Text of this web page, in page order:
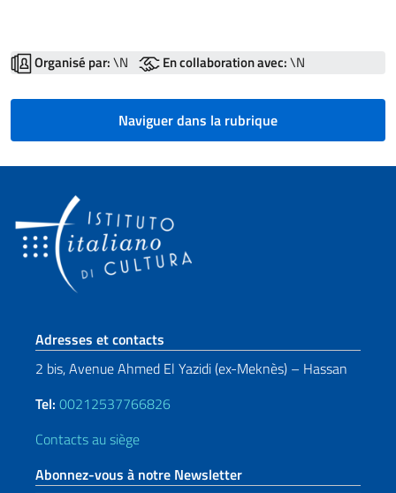
Organisé par:\N En collaboration avec:\N
Naviguer dans la rubrique
Section de pied de page
Adresses et contacts
2 bis, Avenue Ahmed El Yazidi (ex-Meknès) – Hassan
Tel: 00212537766826
Contacts au siège
Abonnez-vous à notre Newsletter